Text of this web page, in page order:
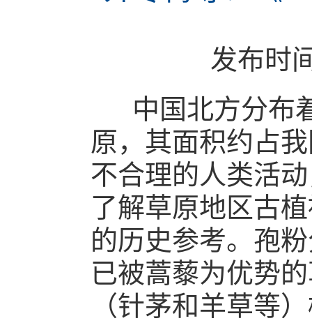
发布时
中国北方分布
原，其面积约占
不合理的人类活
了解草原地区古
的历史参考。孢
已被蒿藜为优势
（针茅和羊草等